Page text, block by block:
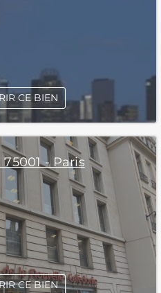
CE BIEN
- Paris
CE BIEN